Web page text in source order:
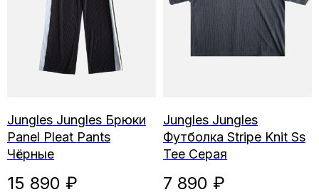
Jungles Jungles Брюки
Panel Pleat Pants
Чёрные
15 890 ₽
Jungles Jungles
Футболка Stripe Knit Ss
Tee Серая
7 890 ₽